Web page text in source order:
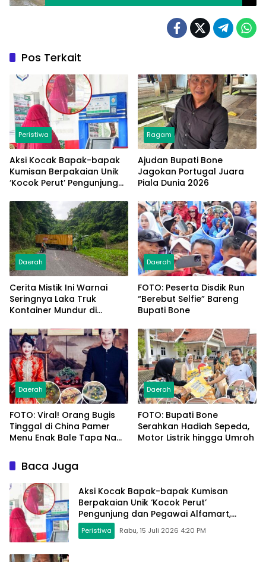
Pos Terkait
Peristiwa
Aksi Kocak Bapak-bapak
Kumisan Berpakaian Unik
‘Kocok Perut’ Pengunjung
Ngaku Aktifkan Layar
Sentuh Atm
Ragam
Ajudan Bupati Bone
Jagokan Portugal Juara
Piala Dunia 2026
Daerah
Cerita Mistik Ini Warnai
Seringnya Laka Truk
Kontainer Mundur di
Daerah
FOTO: Peserta Disdik Run
“Berebut Selfie” Bareng
Bupati Bone
Daerah
FOTO: Viral! Orang Bugis
Tinggal di China Pamer
Menu Enak Bale Tapa Na
hingga Kapurung
Daerah
FOTO: Bupati Bone
Serahkan Hadiah Sepeda,
Motor Listrik hingga Umroh
Baca Juga
Aksi Kocak Bapak-bapak Kumisan
Berpakaian Unik ‘Kocok Perut’
Pengunjung dan Pegawai Alfamart,
Ngaku Aktifkan Layar Sentuh Atm
Peristiwa Rabu, 15 Juli 2026 4:20 PM